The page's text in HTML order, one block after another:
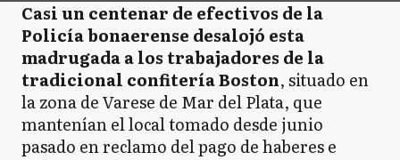
Casi un centenar de efectivos de la
Policía bonaerense desalojó esta
madrugada a los trabajadores de la
tradicional confitería Boston, situado en
la zona de Varese de Mar del Plata, que
mantenían el local tomado desde junio
pasado en reclamo del pago de haberes e